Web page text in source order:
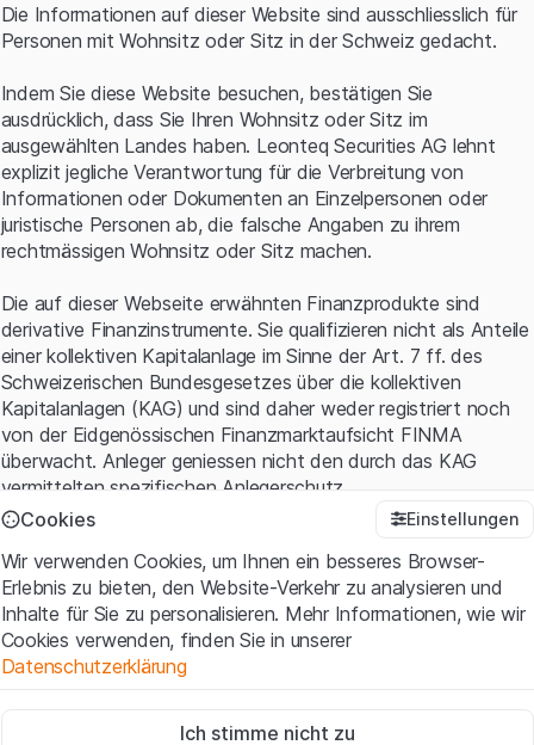
Serverfehler.
Die Informationen auf dieser Website sind ausschliesslich für
Personen mit Wohnsitz oder Sitz in der Schweiz gedacht.
Indem Sie diese Website besuchen, bestätigen Sie
ausdrücklich, dass Sie Ihren Wohnsitz oder Sitz im
ausgewählten Landes haben. Leonteq Securities AG lehnt
explizit jegliche Verantwortung für die Verbreitung von
Informationen oder Dokumenten an Einzelpersonen oder
juristische Personen ab, die falsche Angaben zu ihrem
rechtmässigen Wohnsitz oder Sitz machen.
Die auf dieser Webseite erwähnten Finanzprodukte sind
derivative Finanzinstrumente. Sie qualifizieren nicht als Anteile
einer kollektiven Kapitalanlage im Sinne der Art. 7 ff. des
Schweizerischen Bundesgesetzes über die kollektiven
Kapitalanlagen (KAG) und sind daher weder registriert noch
von der Eidgenössischen Finanzmarktaufsicht FINMA
überwacht. Anleger geniessen nicht den durch das KAG
vermittelten spezifischen Anlegerschutz.
Mit dem Zugriff auf diese Website der Leonteq Securities AG
(die "Website") erklären Sie, dass Sie die rechtlichen
Informationen und die wichtigen Hinweise und
Nutzungsbedingungenverstanden haben und akzeptieren.
Wenn Sie mit den Nutzungsbedingungen nicht einverstanden
Cookies Einstellungen
Wir verwenden Cookies, um Ihnen ein besseres Browser-
Erlebnis zu bieten, den Website-Verkehr zu analysieren und
Inhalte für Sie zu personalisieren. Mehr Informationen, wie wir
Cookies verwenden, finden Sie in unserer
Datenschutzerklärung
Diese Cookies sind für die Website erforderlich und können nicht
Ich stimme nicht zu